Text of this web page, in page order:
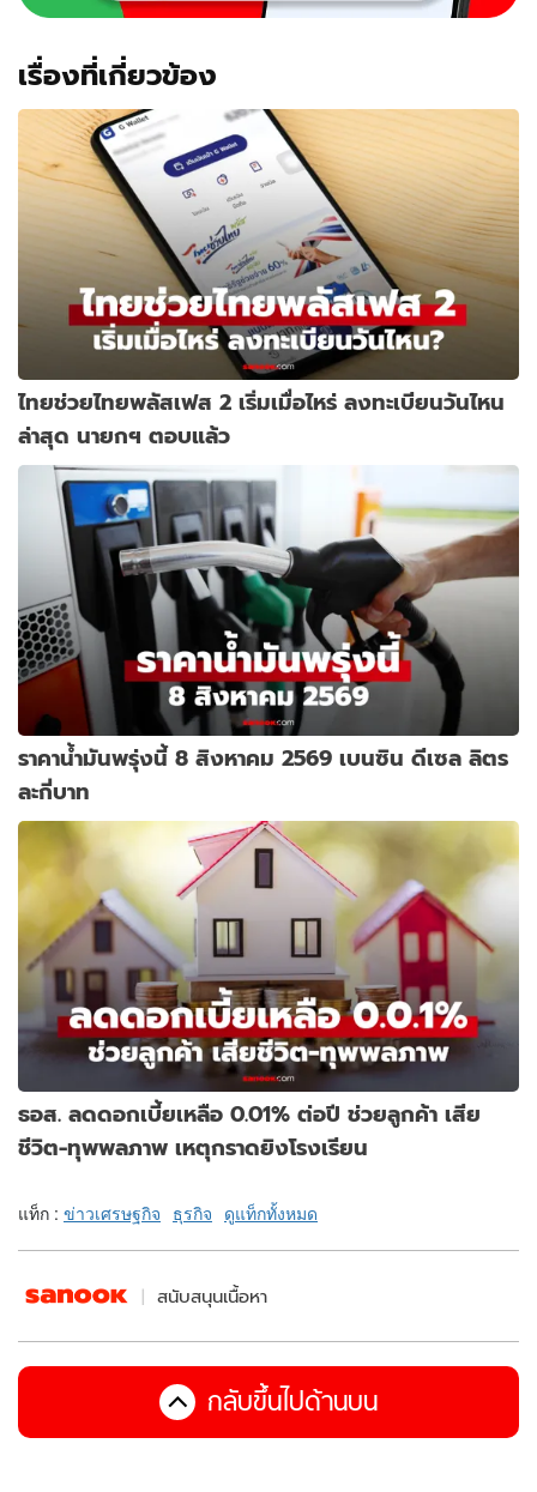
เรื่องที่เกี่ยวข้อง
ไทยช่วยไทยพลัสเฟส 2 เริ่มเมื่อไหร่ ลงทะเบียนวันไหน
ล่าสุด นายกฯ ตอบแล้ว
ราคาน้ำมันพรุ่งนี้ 8 สิงหาคม 2569 เบนซิน ดีเซล ลิตร
ละกี่บาท
ธอส. ลดดอกเบี้ยเหลือ 0.01% ต่อปี ช่วยลูกค้า เสีย
ชีวิต-ทุพพลภาพ เหตุกราดยิงโรงเรียน
แท็ก : ข่าวเศรษฐกิจ ธุรกิจ ดูแท็กทั้งหมด
สนับสนุนเนื้อหา
กลับขึ้นไปด้านบน